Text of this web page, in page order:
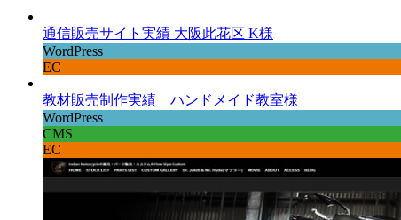
通信販売サイト実績 大阪此花区 K様
WordPress
EC
教材販売制作実績 ハンドメイド教室様
WordPress
CMS
EC